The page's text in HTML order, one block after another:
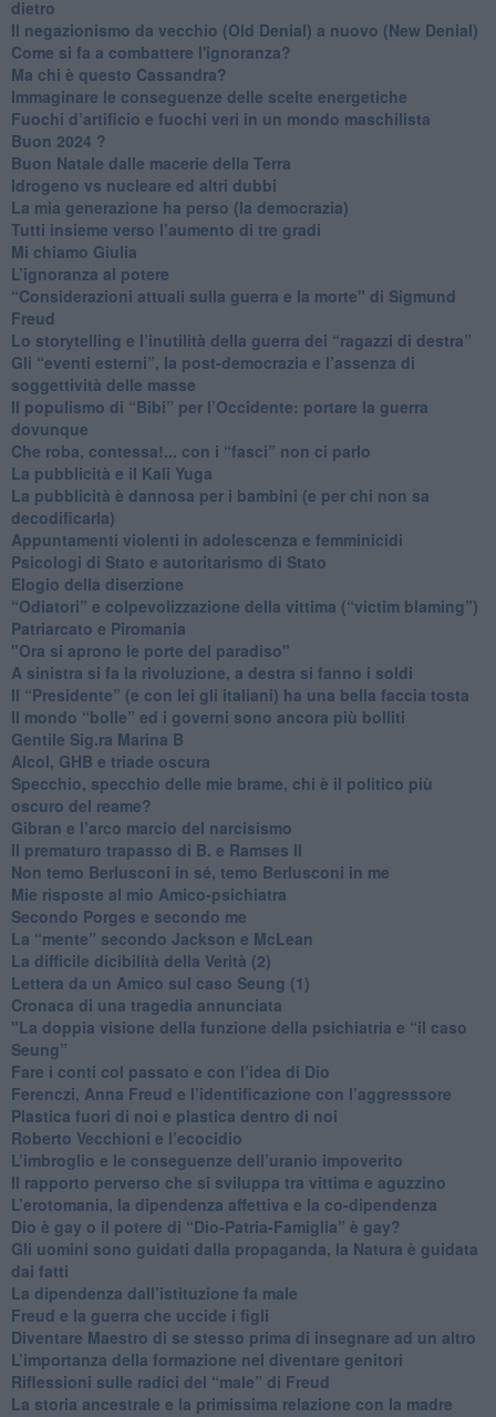
dietro
Il negazionismo da vecchio (Old Denial) a nuovo (New Denial)
Come si fa a combattere l'ignoranza?
Ma chi è questo Cassandra?
Immaginare le conseguenze delle scelte energetiche
​Fuochi d’artificio e fuochi veri in un mondo maschilista
Buon 2024 ?
​Buon Natale dalle macerie della Terra
​Idrogeno vs nucleare ed altri dubbi
​La mia generazione ha perso (la democrazia)
​Tutti insieme verso l’aumento di tre gradi
Mi chiamo Giulia
L’ignoranza al potere
​“Considerazioni attuali sulla guerra e la morte" di Sigmund
Freud
​Lo storytelling e l’inutilità della guerra dei “ragazzi di destra”
​Gli “eventi esterni”, la post-democrazia e l’assenza di
soggettività delle masse
​Il populismo di “Bibi” per l’Occidente: portare la guerra
dovunque
​Che roba, contessa!... con i “fasci” non ci parlo
La pubblicità e il Kali Yuga
​La pubblicità è dannosa per i bambini (e per chi non sa
decodificarla)
​Appuntamenti violenti in adolescenza e femminicidi
​Psicologi di Stato e autoritarismo di Stato
Elogio della diserzione
“Odiatori” e colpevolizzazione della vittima (“victim blaming”)
​Patriarcato e Piromania
"Ora si aprono le porte del paradiso"
​A sinistra si fa la rivoluzione, a destra si fanno i soldi
​Il “Presidente” (e con lei gli italiani) ha una bella faccia tosta
​Il mondo “bolle” ed i governi sono ancora più bolliti
​Gentile Sig.ra Marina B
​Alcol, GHB e triade oscura
​Specchio, specchio delle mie brame, chi è il politico più
oscuro del reame?
​Gibran e l’arco marcio del narcisismo
​Il prematuro trapasso di B. e Ramses II
​Non temo Berlusconi in sé, temo Berlusconi in me
​Mie risposte al mio Amico-psichiatra
​Secondo Porges e secondo me
​La “mente” secondo Jackson e McLean
La difficile dicibilità della Verità (2)
​Lettera da un Amico sul caso Seung (1)
​Cronaca di una tragedia annunciata
"​La doppia visione della funzione della psichiatria e “il caso
Seung”
​Fare i conti col passato e con l’idea di Dio
​Ferenczi, Anna Freud e l’identificazione con l’aggresssore
Plastica fuori di noi e plastica dentro di noi
​Roberto Vecchioni e l’ecocidio
​L’imbroglio e le conseguenze dell’uranio impoverito
​Il rapporto perverso che si sviluppa tra vittima e aguzzino
L’erotomania, la dipendenza affettiva e la co-dipendenza
​Dio è gay o il potere di “Dio-Patria-Famiglia” è gay?
​Gli uomini sono guidati dalla propaganda, la Natura è guidata
dai fatti
La dipendenza dall’istituzione fa male
​Freud e la guerra che uccide i figli
​Diventare Maestro di se stesso prima di insegnare ad un altro
L’importanza della formazione nel diventare genitori
Riflessioni sulle radici del “male” di Freud
​La storia ancestrale e la primissima relazione con la madre